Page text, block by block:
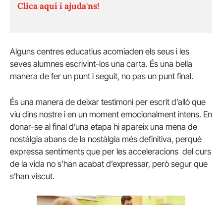
Clica aquí i ajuda'ns!
Alguns centres educatius acomiaden els seus i les
seves alumnes escrivint-los una carta. És una bella
manera de fer un punt i seguit, no pas un punt final.
És una manera de deixar testimoni per escrit d’allò que
viu dins nostre i en un moment emocionalment intens. En
donar-se al final d’una etapa hi apareix una mena de
nostàlgia abans de la nostàlgia més definitiva, perquè
expressa sentiments que per les acceleracions del curs
de la vida no s’han acabat d’expressar, però segur que
s’han viscut.